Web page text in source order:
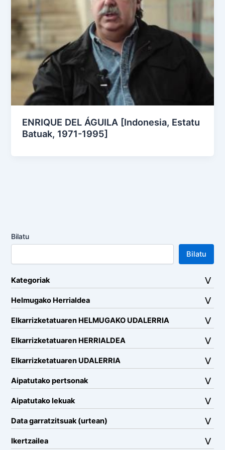
ENRIQUE DEL ÁGUILA [Indonesia, Estatu
Batuak, 1971-1995]
Bilatu
Bilatu
Kategoriak
Helmugako Herrialdea
Elkarrizketatuaren HELMUGAKO UDALERRIA
Elkarrizketatuaren HERRIALDEA
Elkarrizketatuaren UDALERRIA
Aipatutako pertsonak
Aipatutako lekuak
Data garratzitsuak (urtean)
Ikertzailea